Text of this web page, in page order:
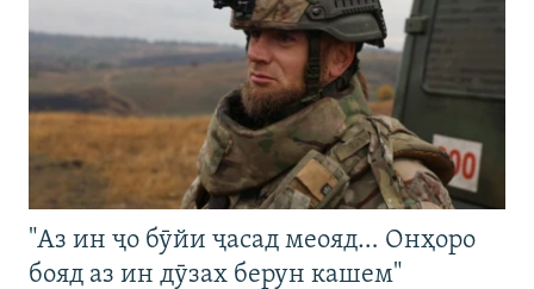
"Аз ин ҷо бӯйи ҷасад меояд… Онҳоро
бояд аз ин дӯзах берун кашем"